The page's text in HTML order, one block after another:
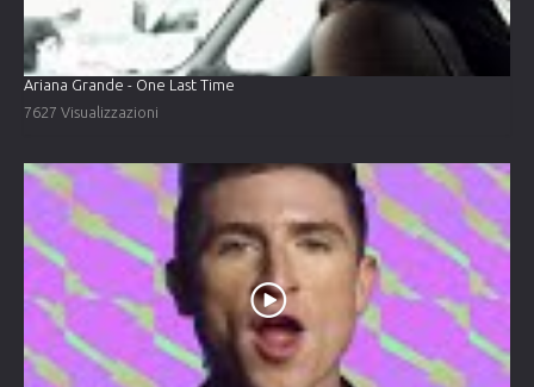
Ariana Grande - One Last Time
7627 Visualizzazioni